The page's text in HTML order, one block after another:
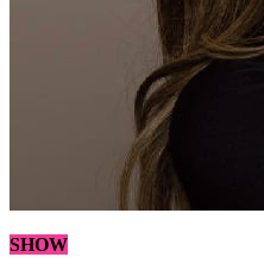
SHOW